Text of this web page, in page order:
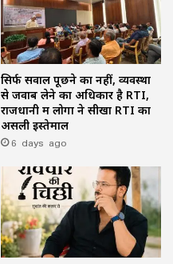
सिर्फ सवाल पूछने का नहीं, व्यवस्था
से जवाब लेने का अधिकार है RTI,
राजधानी में लोगों ने सीखा RTI का
असली इस्तेमाल
6 days ago